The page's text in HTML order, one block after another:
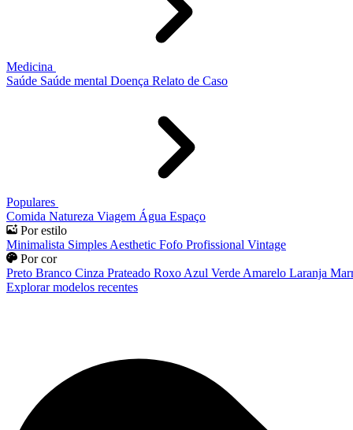
Medicina
Saúde Saúde mental Doença Relato de Caso
Populares
Comida Natureza Viagem Água Espaço
Por estilo
Minimalista Simples Aesthetic Fofo Profissional Vintage
Por cor
Preto Branco Cinza Prateado Roxo Azul Verde Amarelo Laranja
Explorar modelos recentes